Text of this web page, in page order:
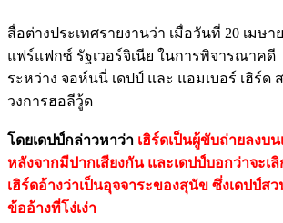
สื่อต่างประเทศรายงานว่า เมื่อวันที่ 20 เมษา
แฟร์แฟกซ์ รัฐเวอร์จิเนีย ในการพิจารณาคดี
ระหว่าง จอห์นนี่ เดปป์ และ แอมเบอร์ เฮิร์ด
วงการฮอลีวู้ด
โดยเดปป์กล่าวหาว่า เฮิร์ดเป็นผู้ขับถ่ายลงบ
หลังจากมีปากเสียงกัน และเดปป์บอกว่าจะเ
เฮิร์ดอ้างว่าเป็นอุจจาระของสุนัข ซึ่งเดปป์ส
ข้ออ้างที่โง่เง่า